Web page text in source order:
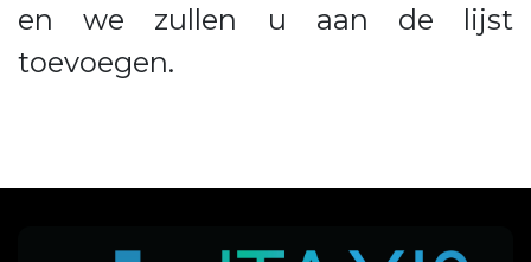
en we zullen u aan de lijst
toevoegen.